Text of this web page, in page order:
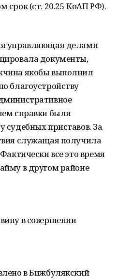
срок (ст. 20.25 КоАП РФ).
управляющая делами
документы,
якобы выполнил
благоустройству
справки были
судебных приставов. За
служащая получила
все это время
в другом районе
в совершении
в Бижбулякский